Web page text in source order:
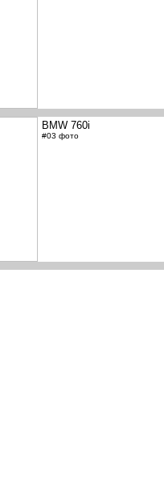
BMW 760i
#03 фото